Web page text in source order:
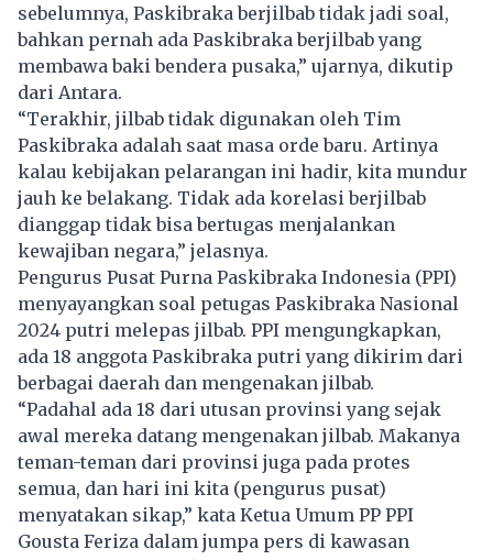
sebelumnya, Paskibraka berjilbab tidak jadi soal,
bahkan pernah ada Paskibraka berjilbab yang
membawa baki bendera pusaka,” ujarnya, dikutip
dari Antara.
“Terakhir, jilbab tidak digunakan oleh Tim
Paskibraka adalah saat masa orde baru. Artinya
kalau kebijakan pelarangan ini hadir, kita mundur
jauh ke belakang. Tidak ada korelasi berjilbab
dianggap tidak bisa bertugas menjalankan
kewajiban negara,” jelasnya.
Pengurus Pusat Purna Paskibraka Indonesia (PPI)
menyayangkan soal petugas Paskibraka Nasional
2024 putri melepas jilbab. PPI mengungkapkan,
ada 18 anggota Paskibraka putri yang dikirim dari
berbagai daerah dan mengenakan jilbab.
“Padahal ada 18 dari utusan provinsi yang sejak
awal mereka datang mengenakan jilbab. Makanya
teman-teman dari provinsi juga pada protes
semua, dan hari ini kita (pengurus pusat)
menyatakan sikap,” kata Ketua Umum PP PPI
Gousta Feriza dalam jumpa pers di kawasan